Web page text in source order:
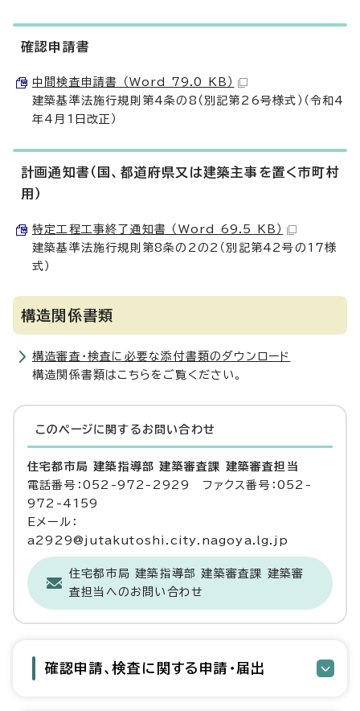
確認申請書
中間検査申請書 （Word 79.0 KB）
建築基準法施行規則第4条の8（別記第26号様式）（令和4
年4月1日改正）
計画通知書（国、都道府県又は建築主事を置く市町村
用）
特定工程工事終了通知書 （Word 69.5 KB）
建築基準法施行規則第8条の2の2（別記第42号の17様
式）
構造関係書類
構造審査・検査に必要な添付書類のダウンロード
構造関係書類はこちらをご覧ください。
このページに関する お問い合わせ
住宅都市局 建築指導部 建築審査課 建築審査担当
電話番号：052-972-2929 ファクス番号：052-
972-4159
Eメール：
a2929@jutakutoshi.city.nagoya.lg.jp
住宅都市局 建築指導部 建築審査課 建築審
査担当へのお問い合わせ
確認申請、検査に関する申請・届出